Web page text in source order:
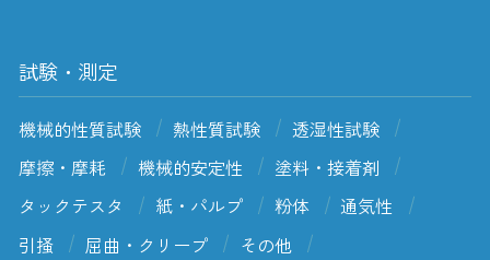
試験・測定
機械的性質試験 熱性質試験
透湿性試験
摩擦・摩耗
機械的安定性
塗料・接着剤
タックテスタ
紙・パルプ 粉体
通気性
引掻
屈曲・クリープ その他